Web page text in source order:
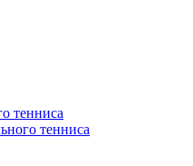
тенниса
тенниса